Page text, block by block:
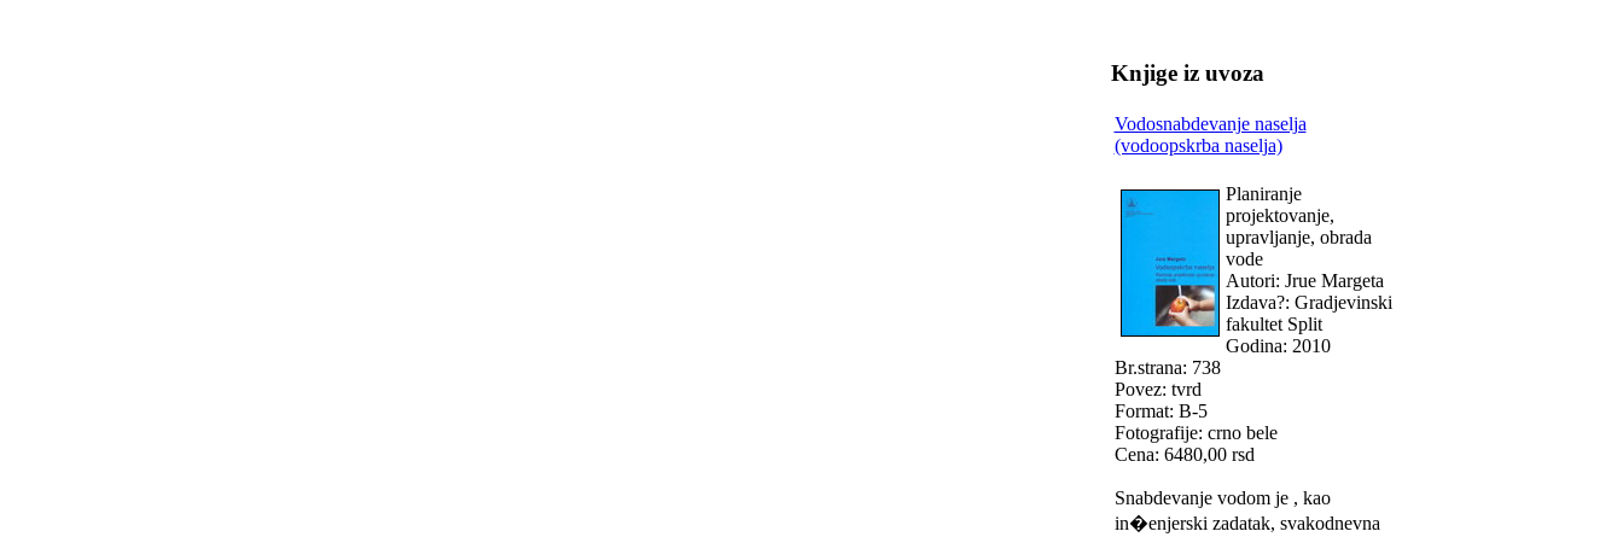
Knjige iz uvoza
Vodosnabdevanje naselja
(vodoopskrba naselja)
Planiranje
projektovanje,
upravljanje, obrada
vode
Autori: Jrue Margeta
Izdava?: Gradjevinski
fakultet Split
Godina: 2010
Br.strana: 738
Povez: tvrd
Format: B-5
Fotografije: crno bele
Cena: 6480,00 rsd
Snabdevanje vodom je , kao
in�enjerski zadatak, svakodnevna